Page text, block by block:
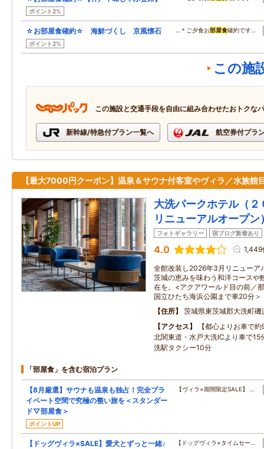
ポイント2%
☆お部屋食確約☆ 海鮮づくし 京風懐石
ポイント2%
…＊ご夕食お部屋食確約です…
この施
この施設と交通手段を自由に組み合わせたおトクな
新幹線/特急付プラン一覧へ 航空券付プラ
【最大7000円クーポン】温泉＆サウナ付客室やヴィラ／水族館
大洗パークホテル（
リニューアルオープン
フォトギャラリー 宿ブログ新着あり
4.0 1,449
全館改装し2026年3月リニューア
茨城の恵みを味わう和洋コースや
在を。<アクアワールド目の前／
国立ひたち海浜公園まで車20分＞
住所
茨城県東茨城郡大洗町
アクセス
【都心よりお車で
北関東道・水戸大洗ICより車で15
洗駅タクシー10分
「部屋食」を含む宿泊プラン
【8月厳選】サウナも温泉も独占！完全プラ
イベート空間で究極の整い旅を＜スタンダー
ド▽部屋食＞
ポイントUP
【ヴィラ×期間限定SALE】 …
【ドッグヴィラ×SALE】愛犬とずっと一緒♪
【ドッグヴィラ×タイムセー…